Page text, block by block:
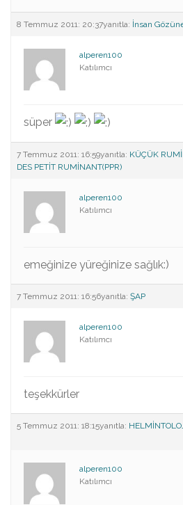
8 Temmuz 2011: 20:37yanıtla: İnsan
alperen100
Katılımcı
süper
7 Temmuz 2011: 16:59yanıtla: KÜÇÜK
DES PETİT RUMİNANT(PPR)
alperen100
Katılımcı
emeğinize yüreğinize sağlık:)
7 Temmuz 2011: 16:56yanıtla: ŞAP
alperen100
Katılımcı
teşekkürler
5 Temmuz 2011: 18:15yanıtla:
alperen100
Katılımcı